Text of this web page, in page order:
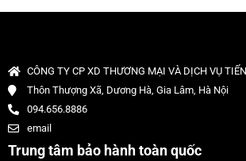
CÔNG TY CP XD THƯƠNG MẠI VÀ DỊCH VỤ
Thôn Thượng Xã, Dương Hà, Gia Lâm, Hà Nội
094.656.8886
email
Trung tâm bảo hành toàn quốc